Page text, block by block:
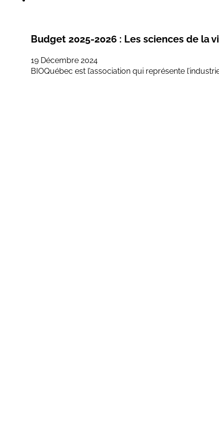
Budget 2025-2026 : Les sciences de la
19 Décembre 2024
BIOQuébec est l’association qui représente